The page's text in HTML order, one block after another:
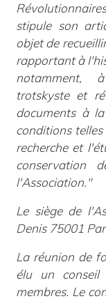
stipule son
objet de
rapportant à
notamment,
trotskyste et
documents à
conditions
recherche et
conservation
l'Association."
Le siège de
Denis 75001
La réunion de
élu un conseil
membres. Le